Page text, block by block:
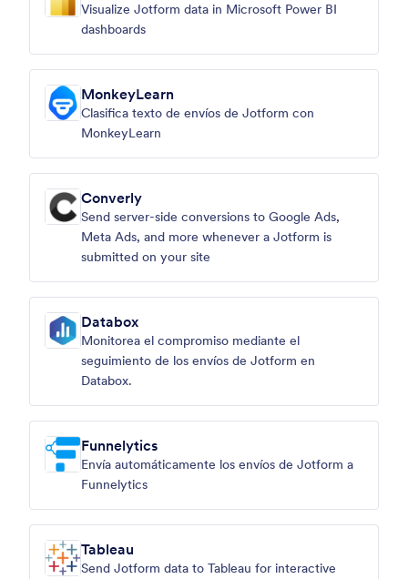
Visualize Jotform data in Microsoft Power BI
dashboards
MonkeyLearn
Clasifica texto de envíos de Jotform con
MonkeyLearn
Converly
Send server-side conversions to Google Ads,
Meta Ads, and more whenever a Jotform is
submitted on your site
Databox
Monitorea el compromiso mediante el
seguimiento de los envíos de Jotform en
Databox.
Funnelytics
Envía automáticamente los envíos de Jotform a
Funnelytics
Tableau
Send Jotform data to Tableau for interactive